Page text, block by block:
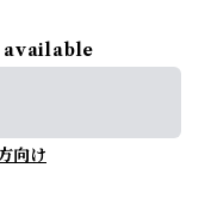
向け